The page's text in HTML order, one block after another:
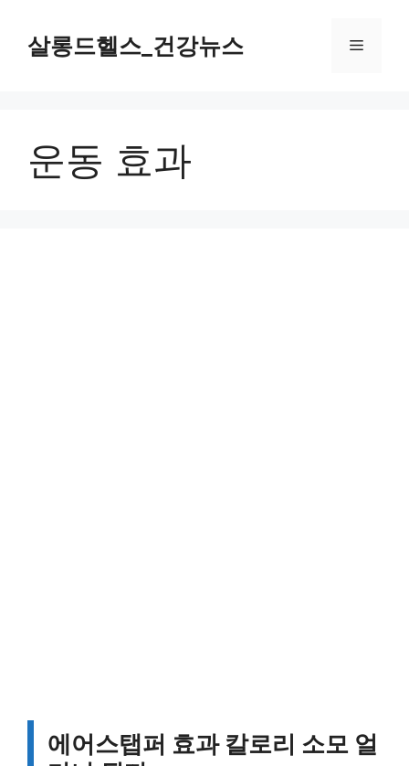
살롱드헬스_건강뉴스 메
운동 효과
에어스탭퍼 효과 칼로리 소모 얼